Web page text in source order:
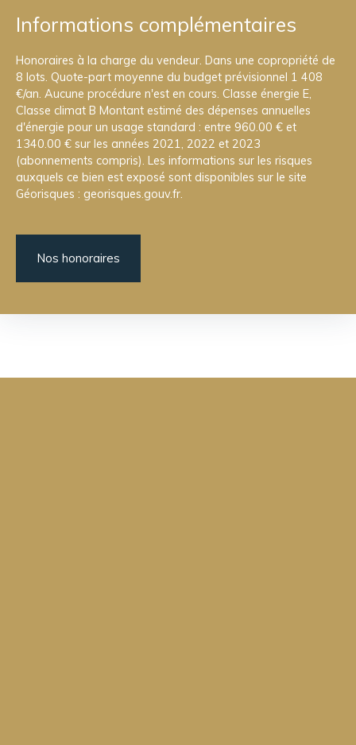
Informations complémentaires
Honoraires à la charge du vendeur. Dans une copropriété de
8 lots. Quote-part moyenne du budget prévisionnel 1 408
€/an. Aucune procédure n'est en cours. Classe énergie E,
Classe climat B Montant estimé des dépenses annuelles
d'énergie pour un usage standard : entre 960.00 € et
1340.00 € sur les années 2021, 2022 et 2023
(abonnements compris). Les informations sur les risques
auxquels ce bien est exposé sont disponibles sur le site
Géorisques : georisques.gouv.fr.
Nos honoraires